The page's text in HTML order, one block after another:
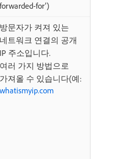
forwarded-for’)
방문자가 켜져 있는
네트워크 연결의 공개
IP 주소입니다.
여러 가지 방법으로
가져올 수 있습니다(예:
whatismyip.com